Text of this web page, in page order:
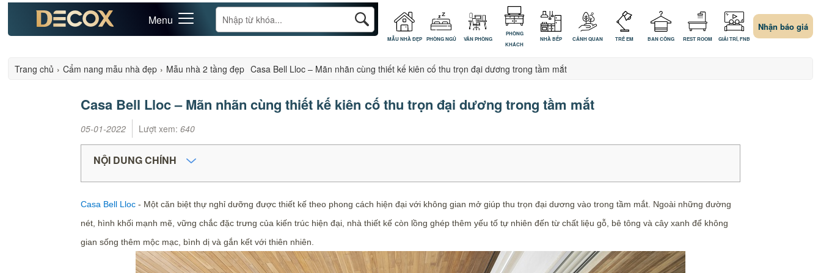
Menu
MẪU NHÀ ĐẸP PHÒNG NGỦ VĂN PHÒNG
PHÒNG
KHÁCH
NHÀ BẾP CẢNH QUAN TRẺ EM BAN CÔNG REST ROOM GIẢI TRÍ, FNB
Nhận báo giá
Trang chủ › Cẩm nang mẫu nhà đẹp › Mẫu nhà 2 tầng đẹp Casa Bell Lloc – Mãn nhãn cùng thiết kế kiên cố thu trọn đại dương trong tầm mắt
Casa Bell Lloc – Mãn nhãn cùng thiết kế kiên cố thu trọn đại dương trong tầm mắt
05-01-2022 Lượt xem: 640
NỘI DUNG CHÍNH
Casa Bell Lloc- Một căn biệt thự nghỉ dưỡng được thiết kế theo phong cách hiện đại với không gian mở giúp thu trọn đại dương vào trong tầm mắt. Ngoài những đường
nét, hình khối mạnh mẽ, vững chắc đặc trưng của kiến trúc hiện đại, nhà thiết kế còn lồng ghép thêm yếu tố tự nhiên đến từ chất liệu gỗ, bê tông và cây xanh để không
gian sống thêm mộc mạc, bình dị và gắn kết với thiên nhiên.